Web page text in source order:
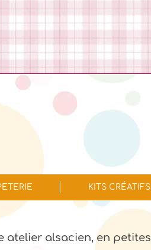
KITS CRÉATIFS
atelier alsacien, en petites